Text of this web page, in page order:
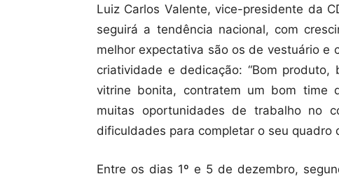
Luiz Carlos Valente, vice-presidente da
seguirá a tendência nacional, com
melhor expectativa são os de vestuário e
criatividade e dedicação: “Bom
vitrine bonita, contratem um bom time
muitas oportunidades de trabalho no
dificuldades para completar o seu quadro
Entre os dias 1º e 5 de dezembro,